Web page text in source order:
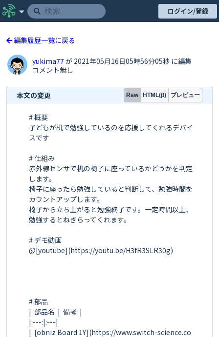
ログイン/登録
編集履歴一覧に戻る
yukima77が 2021年05月16日05時56分05秒 に編集
コメント無し
本文の変更 Raw HTML(β) プレビュー
# 概要
子どもが机で勉強しているのを応援してくれるデバイ
スです
# 仕組み
赤外線センサで机の椅子に座っているかどうかを判定
します。
椅子に座ったら勉強していると判断して、勉強時間を
カウントアップします。
椅子から立ち上がると勉強終了です。一定時間以上、
勉強するとねぎらってくれます。
# デモ動画
@[youtube](https://youtu.be/H3fR3SLR30g)
# 部品
|  部品名  |  備考  |
|:---:|:---|
|  [obniz Board 1Y](https://www.switch-science.co